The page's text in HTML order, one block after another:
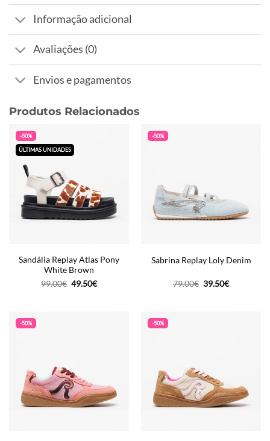
Informação adicional
Avaliações (0)
Envios e pagamentos
Produtos Relacionados
-50%
ÚLTIMAS UNIDADES
Sandália Replay Atlas Pony
White Brown
99.00€ O
49.50€O
-50%
Sabrina Replay Loly Denim
79.00€ O
39.50€O
-50% -50%